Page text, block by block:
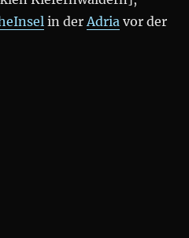
Inselin derAdriavor der